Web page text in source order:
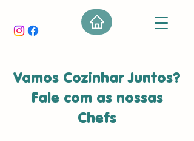
Vamos Cozinhar Juntos?
Fale com as nossas
Chefs